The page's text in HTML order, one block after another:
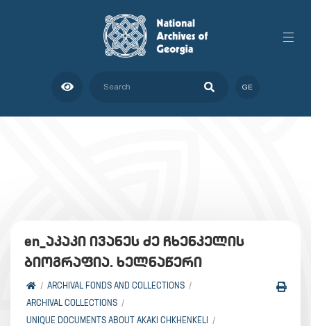
GE
en_აკაკი ივანეს ძე ჩხენკელის
ბიოგრაფია. ხელნაწერი
ARCHIVAL FONDS AND COLLECTIONS
ARCHIVAL COLLECTIONS
UNIQUE DOCUMENTS ABOUT AKAKI CHKHENKELI